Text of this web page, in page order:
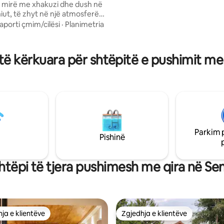
me xhakuzi dhe dush në
të zhyt në një atmosferë
E përkryer për një
të vërtetë çlodhjeje. Oxhak
balneo me muzikë të
çmim/cilësi · Planimetria
kërkuara për shtëpitë e pushimit me
Pishinë
Parkim
të tjera pushimesh me qira në
e zgjedhjeve të klientëve
e klientëve Zgjedhja e klientëve
Zgjedhja e klientëve